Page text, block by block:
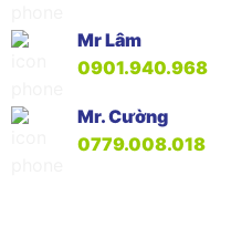
Mr Lâm
0901.940.968
Mr. Cường
0779.008.018